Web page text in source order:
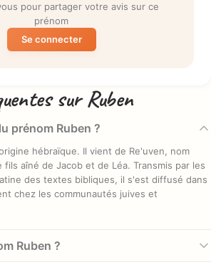
pour partager votre avis sur ce
prénom
Se connecter
sur Ruben
prénom Ruben ?
hébraïque. Il vient de Re'uven, nom
fils aîné de Jacob et de Léa. Transmis par les
des textes bibliques, il s'est diffusé dans
chez les communautés juives et
Ruben ?